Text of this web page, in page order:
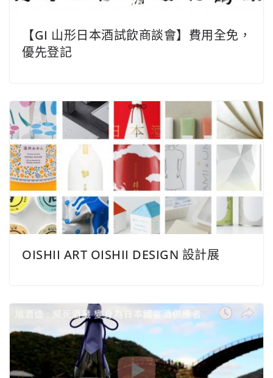
【GI 山形日本酒試飲商談會】費用全免，
優先登記
OISHII ART OISHII DESIGN 設計展